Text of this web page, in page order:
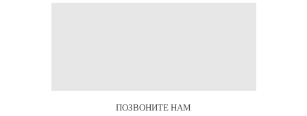
ПОЗВОНИТЕ НАМ